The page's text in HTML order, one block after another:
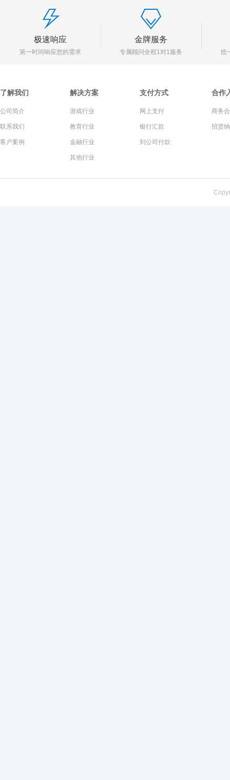
极速响应
第一时间响应您的需求
金牌服务
专属顾问全程1对1服务 统
了解我们
公司简介
联系我们
客户案例
解决方案
游戏行业
教育行业
金融行业
其他行业
支付方式
网上支付
银行汇款
到公司付款
合作
商务
招贤